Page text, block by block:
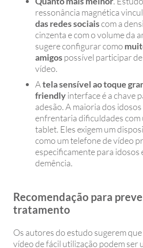
ressonância magnética
das redes sociaiscom a
cinzenta e com o volume da
sugere configurar como
amigospossível participar
vídeo.
Atela sensível ao toque
friendlyinterface é a chave
adesão. A maioria dos
enfrentaria dificuldades com
tablet. Eles exigem um
como um telefone de vídeo
especificamente para idosos
demência.
Recomendação para
tratamento
Os autores do estudo sugerem
vídeo de fácil utilização podem ser